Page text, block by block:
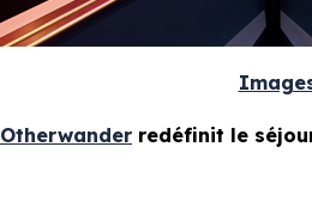
Otherwander redéfinit le